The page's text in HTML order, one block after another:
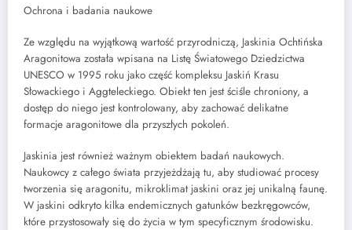
Ochrona i badania naukowe
Ze względu na wyjątkową wartość przyrodniczą, Jaskinia Ochtińska
Aragonitowa została wpisana na Listę Światowego Dziedzictwa
UNESCO w 1995 roku jako część kompleksu Jaskiń Krasu
Słowackiego i Aggteleckiego. Obiekt ten jest ściśle chroniony, a
dostęp do niego jest kontrolowany, aby zachować delikatne
formacje aragonitowe dla przyszłych pokoleń.
Jaskinia jest również ważnym obiektem badań naukowych.
Naukowcy z całego świata przyjeżdżają tu, aby studiować procesy
tworzenia się aragonitu, mikroklimat jaskini oraz jej unikalną faunę.
W jaskini odkryto kilka endemicznych gatunków bezkręgowców,
które przystosowały się do życia w tym specyficznym środowisku.